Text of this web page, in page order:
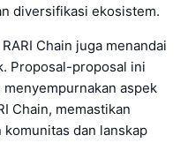
diversifikasi ekosistem.
Chain juga menandai
Proposal-proposal ini
aspek
Chain, memastikan
dan lanskap